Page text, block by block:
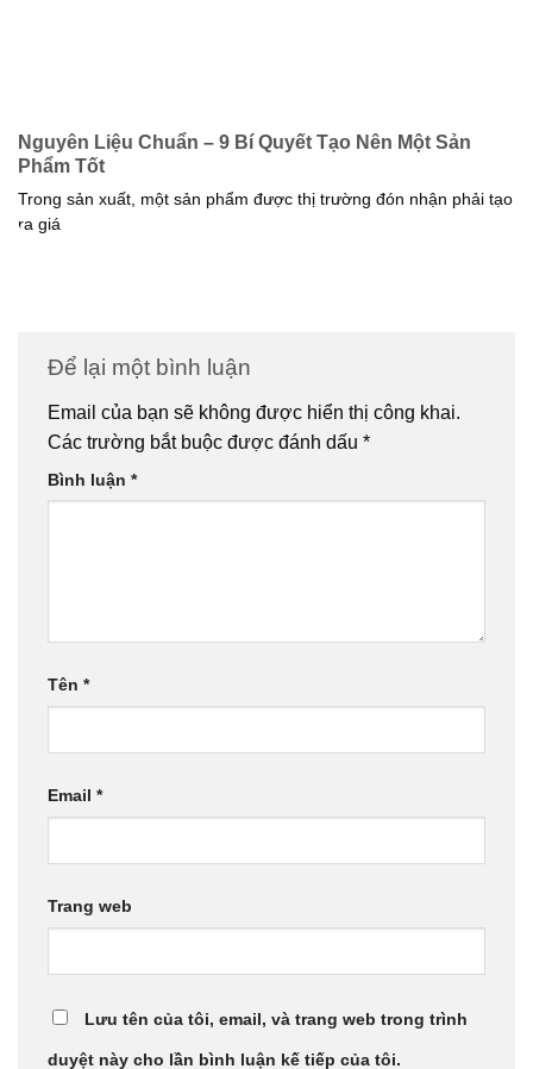
Nguyên Liệu Chuẩn – 9 Bí Quyết Tạo Nên Một Sản
Phẩm Tốt
Trong sản xuất, một sản phẩm được thị trường đón nhận phải tạo
ra giá
Để lại một bình luận
Email của bạn sẽ không được hiển thị công khai.
Các trường bắt buộc được đánh dấu *
Bình luận *
Tên *
Email *
Trang web
Lưu tên của tôi, email, và trang web trong trình
duyệt này cho lần bình luận kế tiếp của tôi.